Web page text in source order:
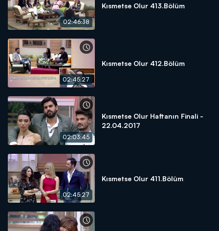
02:46:38
Kısmetse Olur 413.Bölüm
02:45:27
Kısmetse Olur 412.Bölüm
02:03:45
Kısmetse Olur Haftanın Finali -
22.04.2017
02:45:27
Kısmetse Olur 411.Bölüm